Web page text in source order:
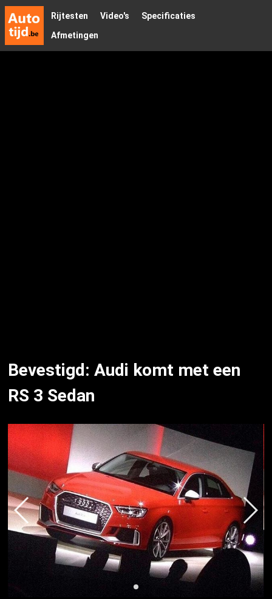
Rijtesten Video's
Specificaties
Afmetingen
Bevestigd: Audi komt met een
RS 3 Sedan